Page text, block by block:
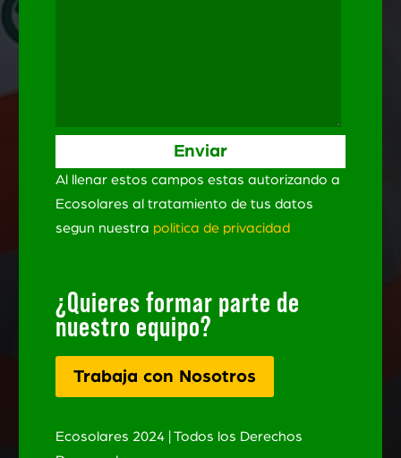
Al llenar estos campos estas autorizando a
Ecosolares al tratamiento de tus datos
segun nuestra politica de privacidad
¿Quieres formar parte de
nuestro equipo?
Trabaja con Nosotros
Ecosolares 2024 | Todos los Derechos